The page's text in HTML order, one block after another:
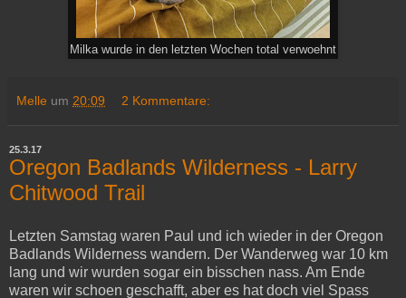
Milka wurde in den letzten Wochen total verwoehnt
Melle um 20:09 2 Kommentare:
25.3.17
Oregon Badlands Wilderness - Larry
Chitwood Trail
Letzten Samstag waren Paul und ich wieder in der Oregon
Badlands Wilderness wandern. Der Wanderweg war 10 km
lang und wir wurden sogar ein bisschen nass. Am Ende
waren wir schoen geschafft, aber es hat doch viel Spass